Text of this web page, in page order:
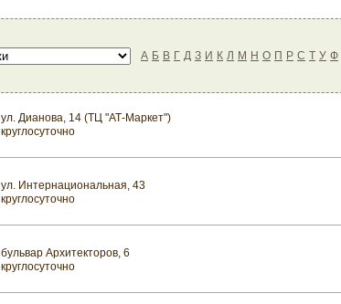
А Б В Г Д З И К Л М Н О П Р С Т У Ф
ул. Дианова, 14 (ТЦ "АТ-Маркет")
круглосуточно
ул. Интернациональная, 43
круглосуточно
бульвар Архитекторов, 6
круглосуточно